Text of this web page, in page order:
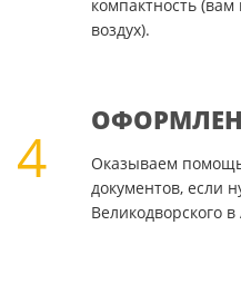
компактность
воздух).
4
Оказываем
документов, если
Великодворского